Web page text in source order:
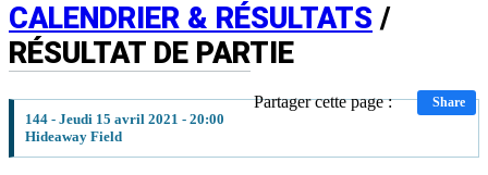
CALENDRIER & RÉSULTATS /
RÉSULTAT DE PARTIE
Partager cette page : Share
144 - Jeudi 15 avril 2021 - 20:00
Hideaway Field